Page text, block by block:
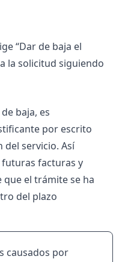
“Dar de baja el
la solicitud siguiendo
baja, es
por escrito
del servicio. Así
facturas y
el trámite se ha
del plazo
causados por